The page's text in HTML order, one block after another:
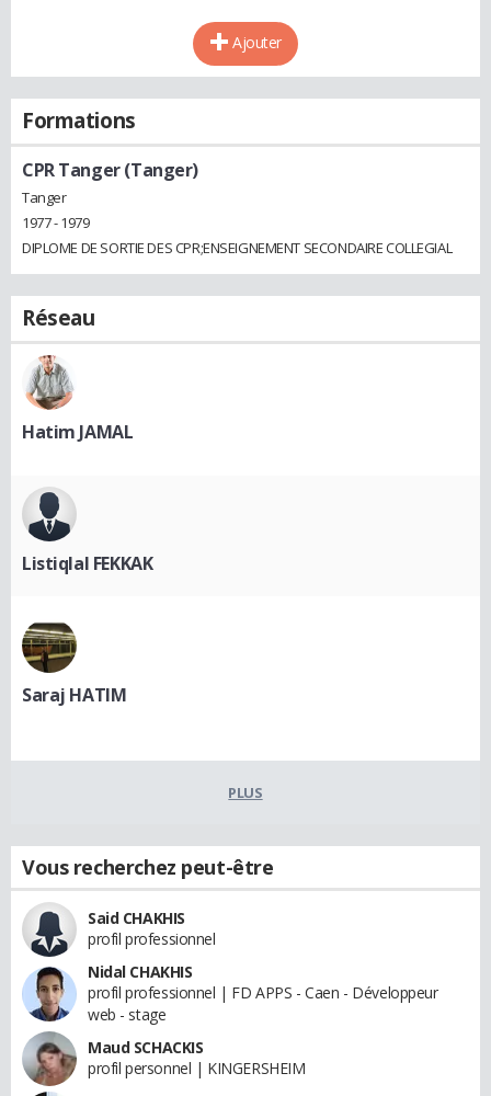
Ajouter
Formations
CPR Tanger (Tanger)
Tanger
1977 - 1979
DIPLOME DE SORTIE DES CPR;ENSEIGNEMENT SECONDAIRE COLLEGIAL
Réseau
Hatim JAMAL
Listiqlal FEKKAK
Saraj HATIM
PLUS
Vous recherchez peut-être
Said CHAKHIS
profil professionnel
Nidal CHAKHIS
profil professionnel | FD APPS - Caen - Développeur
web - stage
Maud SCHACKIS
profil personnel | KINGERSHEIM